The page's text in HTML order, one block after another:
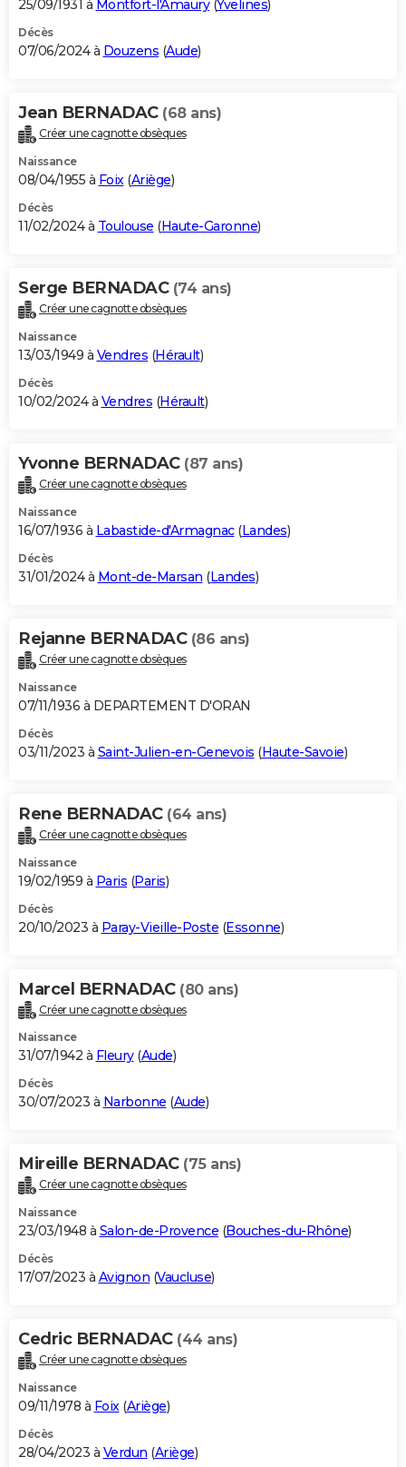
25/09/1931 à Montfort-l'Amaury(Yvelines)
Décès
07/06/2024 à Douzens (Aude)
Jean BERNADAC (68 ans)
Créer une cagnotte obsèques
Naissance
08/04/1955 à Foix(Ariège)
Décès
11/02/2024 à Toulouse (Haute-Garonne)
Serge BERNADAC (74 ans)
Créer une cagnotte obsèques
Naissance
13/03/1949 à Vendres (Hérault)
Décès
10/02/2024 à Vendres (Hérault)
Yvonne BERNADAC (87 ans)
Créer une cagnotte obsèques
Naissance
16/07/1936 à Labastide-d'Armagnac(Landes)
Décès
31/01/2024 à Mont-de-Marsan (Landes)
Rejanne BERNADAC (86 ans)
Créer une cagnotte obsèques
Naissance
07/11/1936 à DEPARTEMENT D'ORAN
Décès
03/11/2023 à Saint-Julien-en-Genevois (Haute-Savoie)
Rene BERNADAC (64 ans)
Créer une cagnotte obsèques
Naissance
19/02/1959 à Paris (Paris)
Décès
20/10/2023 à Paray-Vieille-Poste (Essonne)
Marcel BERNADAC (80 ans)
Créer une cagnotte obsèques
Naissance
31/07/1942 à Fleury(Aude)
Décès
30/07/2023 à Narbonne (Aude)
Mireille BERNADAC (75 ans)
Créer une cagnotte obsèques
Naissance
23/03/1948 à Salon-de-Provence (Bouches-du-Rhône)
Décès
17/07/2023 à Avignon (Vaucluse)
Cedric BERNADAC (44 ans)
Créer une cagnotte obsèques
Naissance
09/11/1978 à Foix(Ariège)
Décès
28/04/2023 à Verdun (Ariège)